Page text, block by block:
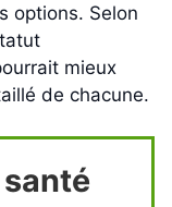
options. Selon
mieux
de chacune.